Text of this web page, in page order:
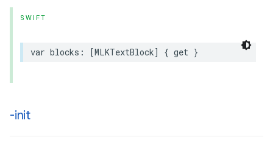
SWIFT
var blocks : [MLKTextBlock] { get }
-init